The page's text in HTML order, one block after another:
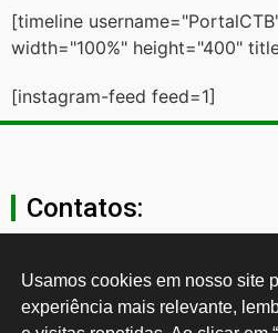
[timeline
width="100%" height="400"
[instagram-feed feed=1]
Contatos:
11 3874-
Usamos cookies em nosso site
experiência mais relevante,